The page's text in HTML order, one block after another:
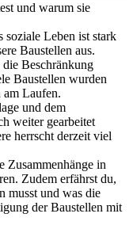
und warum sie
Leben ist stark
Baustellen aus.
Beschränkung
Baustellen wurden
am Laufen.
und dem
weiter gearbeitet
herrscht derzeit viel
Zusammenhänge in
Zudem erfährst du,
musst und was die
der Baustellen mit